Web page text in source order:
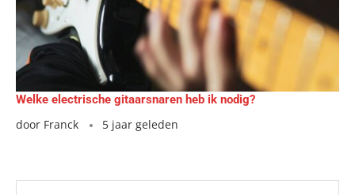
Welke electrische gitaarsnaren heb ik nodig?
door Franck 5 jaar geleden